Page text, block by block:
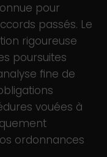
pour
passés. Le
rigoureuse
poursuites
fine de
vouées à
ordonnances